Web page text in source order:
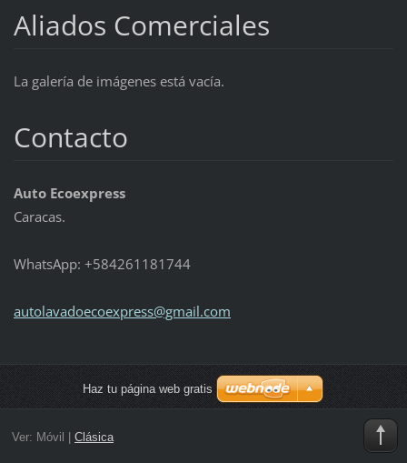
Aliados Comerciales
La galería de imágenes está vacía.
Contacto
Auto Ecoexpress
Caracas.
WhatsApp: +584261181744
autolavadoecoexpress@gmail.com
Haz tu página web gratis
Ver: Móvil Clásica